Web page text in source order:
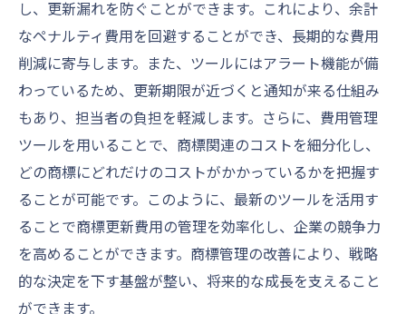
し、更新漏れを防ぐことができます。これにより、余計
なペナルティ費用を回避することができ、長期的な費用
削減に寄与します。また、ツールにはアラート機能が備
わっているため、更新期限が近づくと通知が来る仕組み
もあり、担当者の負担を軽減します。さらに、費用管理
ツールを用いることで、商標関連のコストを細分化し、
どの商標にどれだけのコストがかかっているかを把握す
ることが可能です。このように、最新のツールを活用す
ることで商標更新費用の管理を効率化し、企業の競争力
を高めることができます。商標管理の改善により、戦略
的な決定を下す基盤が整い、将来的な成長を支えること
ができます。